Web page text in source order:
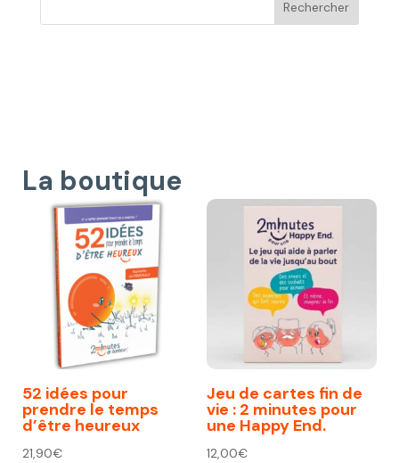
La boutique
52 idées pour
prendre le temps
d’être heureux
21,90€
Jeu de cartes fin de
vie : 2 minutes pour
une Happy End.
12,00€